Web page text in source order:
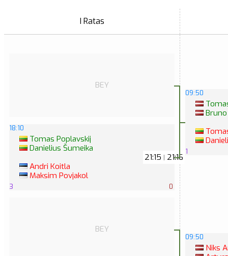
I Ratas
BEY
18:10
Tomas Poplavskij
Danielius Šumeika
21:15 | 21:16
Andri Koitla
Maksim Povjakol
3 0
BEY
09:50
1
09:50
Niks